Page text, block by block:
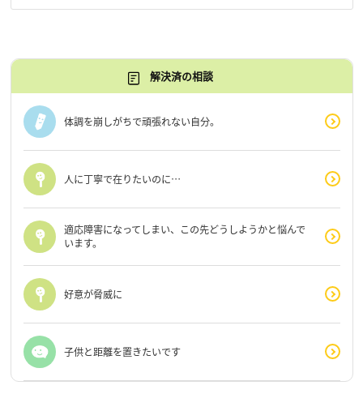
解決済の相談
体調を崩しがちで頑張れない自分。
人に丁寧で在りたいのに…
適応障害になってしまい、この先どうしようかと悩んで
います。
好意が脅威に
子供と距離を置きたいです